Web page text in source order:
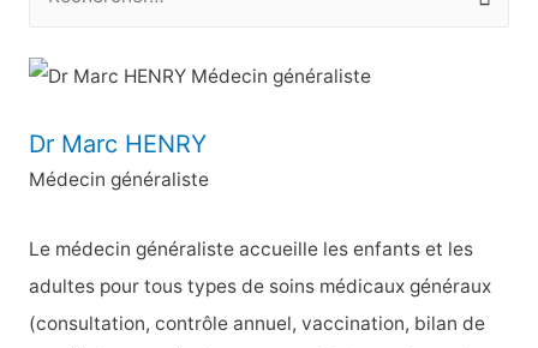
c
e
r
h
e
r
Dr Marc HENRY
Médecin généraliste
Le médecin généraliste accueille les enfants et les
adultes pour tous types de soins médicaux généraux
(consultation, contrôle annuel, vaccination, bilan de